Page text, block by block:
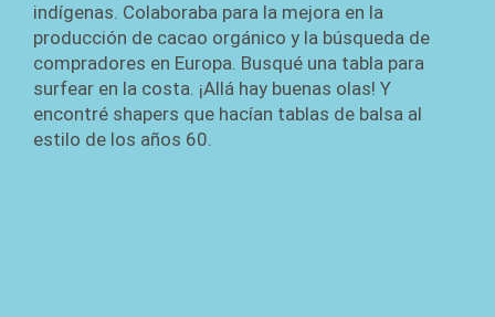
indígenas. Colaboraba para la mejora en la
producción de cacao orgánico y la búsqueda de
compradores en Europa. Busqué una tabla para
surfear en la costa. ¡Allá hay buenas olas! Y
encontré shapers que hacían tablas de balsa al
estilo de los años 60.